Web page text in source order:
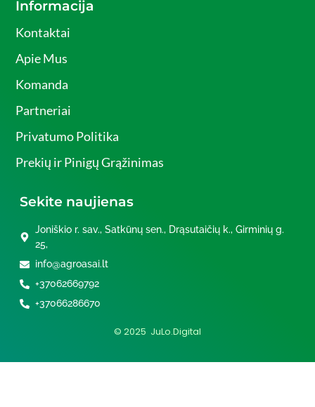
Informacija
Kontaktai
Apie Mus
Komanda
Partneriai
Privatumo Politika
Prekių ir Pinigų Grąžinimas
Sekite naujienas
Joniškio r. sav., Satkūnų sen., Drąsutaičių k., Girminių g.
25,
info@agroasai.lt
+37062669792
+37066286670
© 2025 JuLo.Digital